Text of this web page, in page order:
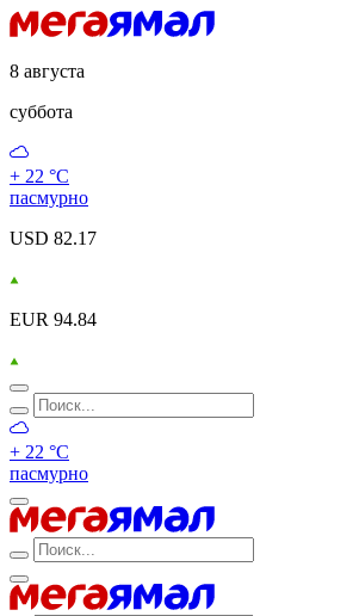
8 августа
суббота
+ 22 °С
пасмурно
USD 82.17
EUR 94.84
+ 22 °С
пасмурно